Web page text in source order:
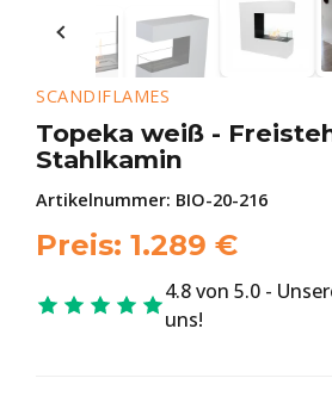
SCANDIFLAMES
Topeka weiß -
Stahlkamin
Artikelnummer: BIO-20-216
Preis: 1.289 €
4.8 von 5.0 -
uns!